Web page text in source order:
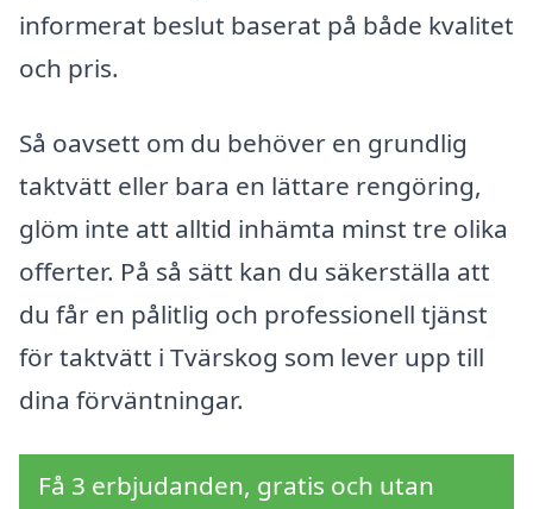
informerat beslut baserat på både kvalitet
och pris.
Så oavsett om du behöver en grundlig
taktvätt eller bara en lättare rengöring,
glöm inte att alltid inhämta minst tre olika
offerter. På så sätt kan du säkerställa att
du får en pålitlig och professionell tjänst
för taktvätt i Tvärskog som lever upp till
dina förväntningar.
Få 3 erbjudanden, gratis och utan